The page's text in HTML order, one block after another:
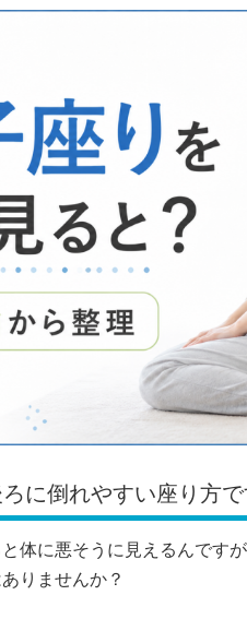
に倒れやすい座り方
と体に悪そうに見えるんです
りませんか？